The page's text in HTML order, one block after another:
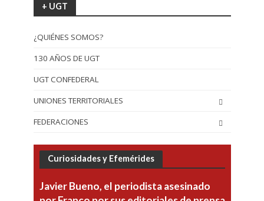
+ UGT
¿QUIÉNES SOMOS?
130 AÑOS DE UGT
UGT CONFEDERAL
UNIONES TERRITORIALES
FEDERACIONES
Curiosidades y Efemérides
Javier Bueno, el periodista asesinado